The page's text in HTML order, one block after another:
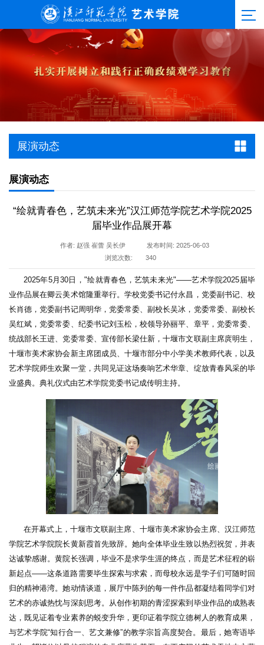
展演动态
展演动态
“绘就青春色，艺筑未来光”汉江师范学院艺术学院2025
届毕业作品展开幕
作者: 赵强 崔蕾 吴长伊
发布时间: 2025-06-03
浏览次数:
340
2025年5月30日，"绘就青春色，艺筑未来光"——艺术学院2025届毕
业作品展在卿云美术馆隆重举行。学校党委书记付永昌，党委副书记、校
长肖德，党委副书记周明华，党委常委、副校长吴冰，党委常委、副校长
吴红斌，党委常委、纪委书记刘玉松，校领导孙丽平、章平，党委常委、
统战部长王进、党委常委、宣传部长梁仕新，十堰市文联副主席庹明生，
十堰市美术家协会新主席团成员、十堰市部分中小学美术教师代表，以及
艺术学院师生欢聚一堂，共同见证这场奏响艺术华章、绽放青春风采的毕
业盛典。典礼仪式由艺术学院党委书记成传明主持。
在开幕式上，十堰市文联副主席、十堰市美术家协会主席、汉江师范
学院艺术学院院长黄新霞首先致辞。她向全体毕业生致以热烈祝贺，并表
达诚挚感谢。黄院长强调，毕业不是求学生涯的终点，而是艺术征程的崭
新起点——这条道路需要毕生探索与求索，而母校永远是学子们可随时回
归的精神港湾。她动情谈道，展厅中陈列的每一件作品都凝结着同学们对
艺术的赤诚热忱与深刻思考。从创作初期的青涩探索到毕业作品的成熟表
达，既见证着专业素养的蜕变升华，更印证着学院立德树人的教育成果，
与艺术学院“知行合一、艺文兼修”的教学宗旨高度契合。最后，她寄语毕